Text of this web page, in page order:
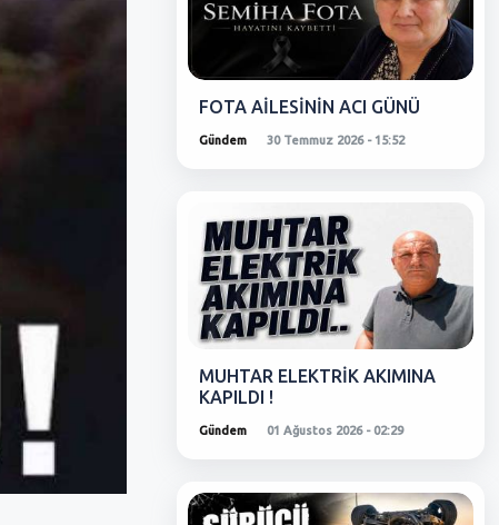
FOTA AİLESİNİN ACI GÜNÜ
Gündem 30 Temmuz 2026 - 15:52
MUHTAR ELEKTRİK AKIMINA
KAPILDI !
Gündem 01 Ağustos 2026 - 02:29